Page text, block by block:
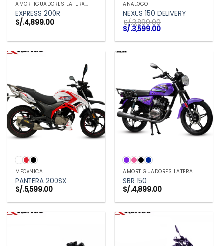
AMORTIGUADORES LATERALES
EXPRESS 200R
S/.4,899.00
ANÁLOGO
NEXUS 150 DELIVERY
S/.3,899.00
El
precio
original
S/.3,899.00.
S/.3,599.00El
actual
MECÁNICA
PANTERA 200SX
S/.5,599.00
AMORTIGUADORES LATERALES
SBR 150
S/.4,899.00